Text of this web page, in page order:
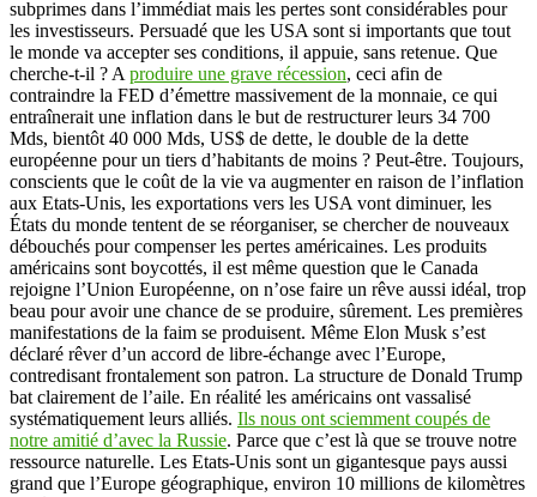
subprimes dans l’immédiat mais les pertes sont considérables pour
les investisseurs. Persuadé que les USA sont si importants que tout
le monde va accepter ses conditions, il appuie, sans retenue. Que
cherche-t-il ? A produire une grave récession, ceci afin de
contraindre la FED d’émettre massivement de la monnaie, ce qui
entraînerait une inflation dans le but de restructurer leurs 34 700
Mds, bientôt 40 000 Mds, US$ de dette, le double de la dette
européenne pour un tiers d’habitants de moins ? Peut-être. Toujours,
conscients que le coût de la vie va augmenter en raison de l’inflation
aux Etats-Unis, les exportations vers les USA vont diminuer, les
États du monde tentent de se réorganiser, se chercher de nouveaux
débouchés pour compenser les pertes américaines. Les produits
américains sont boycottés, il est même question que le Canada
rejoigne l’Union Européenne, on n’ose faire un rêve aussi idéal, trop
beau pour avoir une chance de se produire, sûrement. Les premières
manifestations de la faim se produisent. Même Elon Musk s’est
déclaré rêver d’un accord de libre-échange avec l’Europe,
contredisant frontalement son patron. La structure de Donald Trump
bat clairement de l’aile. En réalité les américains ont vassalisé
systématiquement leurs alliés. Ils nous ont sciemment coupés de
notre amitié d’avec la Russie. Parce que c’est là que se trouve notre
ressource naturelle. Les Etats-Unis sont un gigantesque pays aussi
grand que l’Europe géographique, environ 10 millions de kilomètres